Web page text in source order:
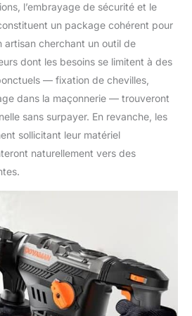
l’embrayage de sécurité et le
un package cohérent pour
artisan cherchant un outil de
dont les besoins se limitent à des
— fixation de chevilles,
dans la maçonnerie — trouveront
sans surpayer. En revanche, les
sollicitant leur matériel
naturellement vers des